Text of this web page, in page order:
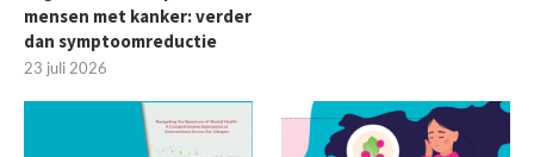
mensen met kanker: verder
dan symptoomreductie
23 juli 2026